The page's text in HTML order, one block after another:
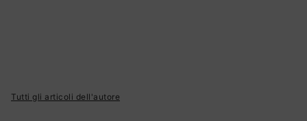
Tutti gli articoli dell'autore